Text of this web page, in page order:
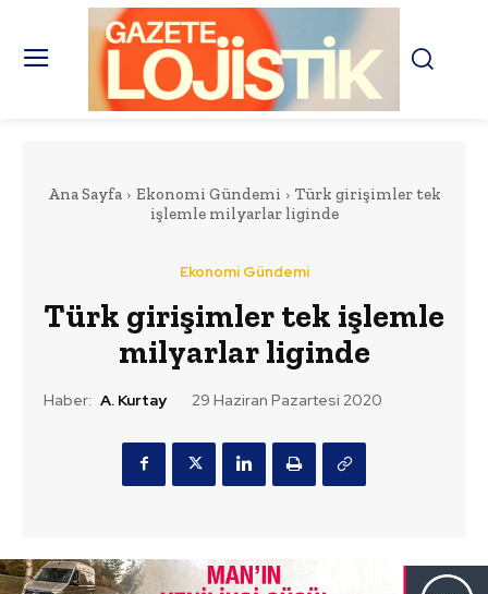
Ana Sayfa Ekonomi Gündemi
Türk girişimler tek
işlemle milyarlar liginde
Ekonomi Gündemi
Türk girişimler tek işlemle
milyarlar liginde
Haber: A. Kurtay 29 Haziran Pazartesi 2020